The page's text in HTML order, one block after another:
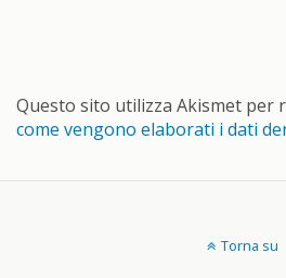
Questo sito utilizza Akismet per
come vengono elaborati i dati
Torna su